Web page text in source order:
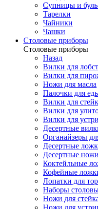
Супницы и
Тарелки
Чайники
Чашки
Cтоловые приборы
Cтоловые приборы
Назад
Вилки для
Вилки для
Ножи для масла
Палочки для
Вилки для
Вилки для
Вилки для
Десертные
Органайзеры
Десертные
Десертные ножи
Коктейльные
Кофейные
Лопатки для
Наборы
Ножи для
Ножи для